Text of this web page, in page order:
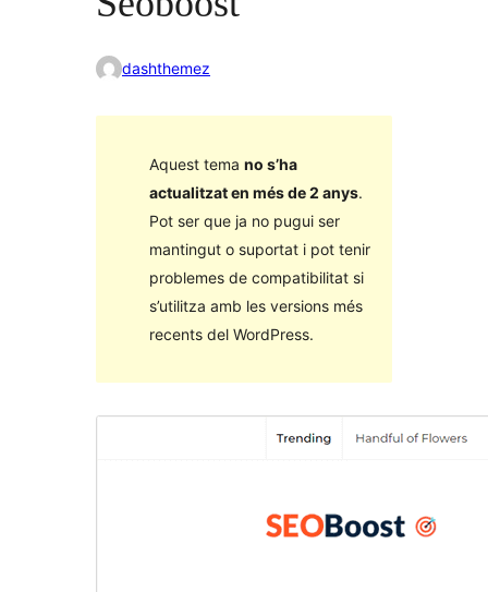
dashthemez
Aquest tema no s’ha
actualitzat en més de 2 anys.
Pot ser que ja no pugui ser
mantingut o suportat i pot tenir
problemes de compatibilitat si
s’utilitza amb les versions més
recents del WordPress.